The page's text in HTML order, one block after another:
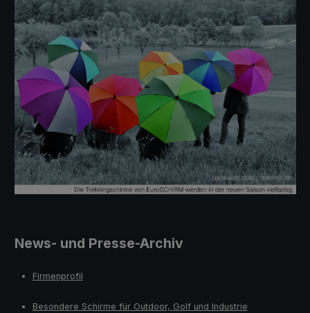
News- und Presse-Archiv
Firmenprofil
Besondere Schirme für Outdoor, Golf und Industrie